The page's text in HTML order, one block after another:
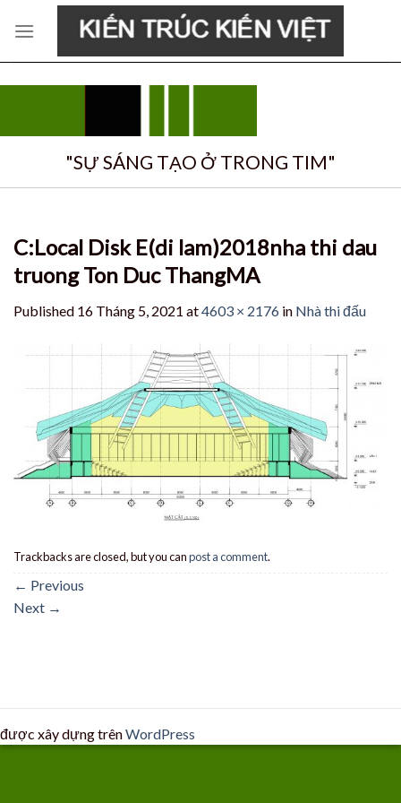
"SỰ SÁNG TẠO Ở TRONG TIM"
C:Local Disk E(di lam)2018nha thi dau
truong Ton Duc ThangMA
Published 16 Tháng 5, 2021 at4603 × 2176 in Nhà thi đấu
Trackbacks are closed, but you canpost a comment.
← Previous
Next →
được xây dựng trênWordPress